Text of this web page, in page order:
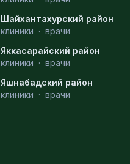
Шайхантахурский район
клиники · врачи
Яккасарайский район
клиники · врачи
Яшнабадский район
клиники · врачи